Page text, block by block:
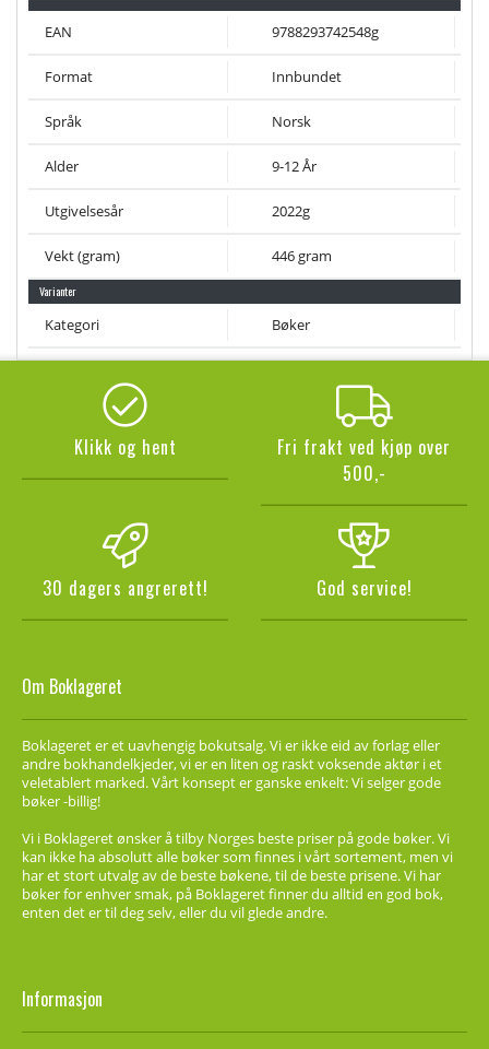
EAN 9788293742548g
Format Innbundet
Språk Norsk
Alder 9-12 År
Utgivelsesår 2022g
Vekt (gram) 446 gram
Varianter
Kategori Bøker
Klikk og hent
Fri frakt ved kjøp over
500,-
30 dagers angrerett! God service!
Om Boklageret
Boklageret er et uavhengig bokutsalg. Vi er ikke eid av forlag eller
andre bokhandelkjeder, vi er en liten og raskt voksende aktør i et
veletablert marked. Vårt konsept er ganske enkelt: Vi selger gode
bøker -billig!
Vi i Boklageret ønsker å tilby Norges beste priser på gode bøker. Vi
kan ikke ha absolutt alle bøker som finnes i vårt sortement, men vi
har et stort utvalg av de beste bøkene, til de beste prisene. Vi har
bøker for enhver smak, på Boklageret finner du alltid en god bok,
enten det er til deg selv, eller du vil glede andre.
Informasjon